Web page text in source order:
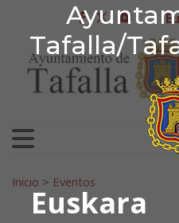
Tafalla/
Euskara
Ir al contenidofacebook
twitter
Bilatu:
Inicio > Eventos